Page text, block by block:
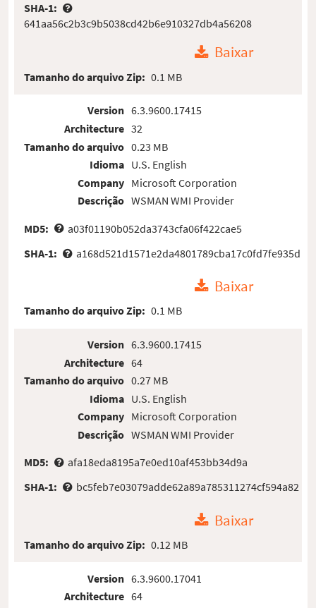
SHA-1:
641aa56c2b3c9b5038cd42b6e910327db4a56208
Baixar
Tamanho do arquivo Zip: 0.1 MB
Version
Architecture
Tamanho do arquivo
Idioma
Company
Descrição
6.3.9600.17415
32
0.23 MB
U.S. English
Microsoft Corporation
WSMAN WMI Provider
MD5:
a03f01190b052da3743cfa06f422cae5
SHA-1:
a168d521d1571e2da4801789cba17c0fd7fe935d
Baixar
Tamanho do arquivo Zip: 0.1 MB
Version
Architecture
Tamanho do arquivo
Idioma
Company
Descrição
6.3.9600.17415
64
0.27 MB
U.S. English
Microsoft Corporation
WSMAN WMI Provider
MD5:
afa18eda8195a7e0ed10af453bb34d9a
SHA-1:
bc5feb7e03079adde62a89a785311274cf594a82
Baixar
Tamanho do arquivo Zip: 0.12 MB
Version
Architecture
6.3.9600.17041
64